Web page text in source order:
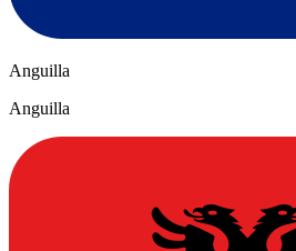
Anguilla
Anguilla